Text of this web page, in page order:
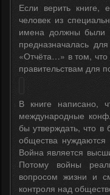
Если верить книге,
человек из
имена должны были
предназначалась
«Отчёта…» в том,
правительствам для
В книге написано,
международные
бы утверждать, что в
общества
Война является
Потому войны
вопросом жизни и
контроля над